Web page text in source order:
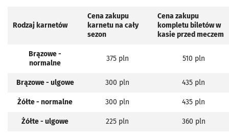
Rodzaj karnetów
Cena zakupu
karnetu na cały
sezon
Cena zakupu
kompletu biletów w
kasie przed meczem
Brązowe -
normalne
375 pln 510 pln
Brązowe - ulgowe 300 pln 435 pln
Żółte - normalne 300 pln 435 pln
Żółte - ulgowe 225 pln 360 pln